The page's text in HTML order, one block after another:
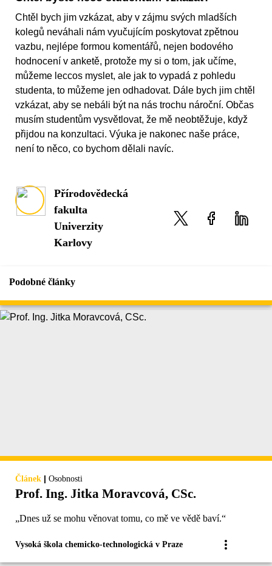
Chtěl bych jim vzkázat, aby v zájmu svých mladších
kolegů neváhali nám vyučujícím poskytovat zpětnou
vazbu, nejlépe formou komentářů, nejen bodového
hodnocení v anketě, protože my si o tom, jak učíme,
můžeme leccos myslet, ale jak to vypadá z pohledu
studenta, to můžeme jen odhadovat. Dále bych jim chtěl
vzkázat, aby se nebáli být na nás trochu nároční. Občas
musím studentům vysvětlovat, že mě neobtěžuje, když
přijdou na konzultaci. Výuka je nakonec naše práce,
není to něco, co bychom dělali navíc.
Přírodovědecká
fakulta
Univerzity
Karlovy
Podobné články
Článek | Osobnosti
Prof. Ing. Jitka Moravcová, CSc.
„Dnes už se mohu věnovat tomu, co mě ve vědě baví.“
Vysoká škola chemicko-technologická v Praze